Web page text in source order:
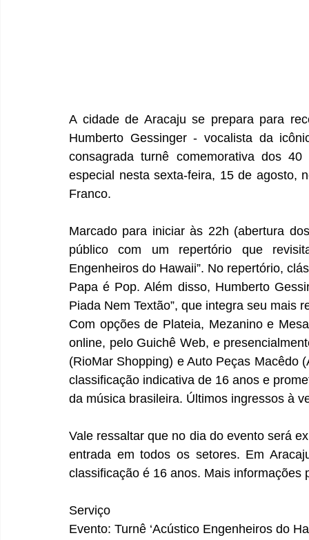
A cidade de Aracaju se prepara para
Humberto Gessinger - vocalista da
consagrada turnê comemorativa dos
especial nesta sexta-feira, 15 de agosto,
Franco.
Marcado para iniciar às 22h (abertura
público com um repertório que
Engenheiros do Hawaii”. No repertório,
Papa é Pop. Além disso, Humberto
Piada Nem Textão”, que integra seu mais
Com opções de Plateia, Mezanino e
online, pelo Guichê Web, e
(RioMar Shopping) e Auto Peças Macêdo
classificação indicativa de 16 anos e
da música brasileira. Últimos ingressos à
Vale ressaltar que no dia do evento será
entrada em todos os setores. Em
classificação é 16 anos. Mais
Serviço
Evento: Turnê ‘Acústico Engenheiros do